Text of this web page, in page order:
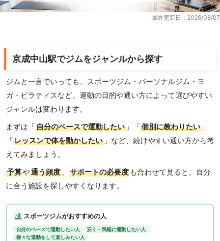
最終更新日：2026/08/07
京成中山駅でジムをジャンルから探す
ジムと一言でいっても、スポーツジム・パーソナルジム・ヨ
ガ・ピラティスなど、運動の目的や通い方によって選びやすい
ジャンルは変わります。
まずは「自分のペースで運動したい 」「個別に教わりたい 」
「レッスンで体を動かしたい 」など、続けやすい通い方から考
えてみましょう。
予算や通う頻度 、 サポートの必要度 も合わせて見ると、自分
に合う施設を探しやすくなります。
スポーツジムがおすすめの人
自分のペースで運動したい人
安く・気軽に運動したい人
様々な運動をして楽しみたい人